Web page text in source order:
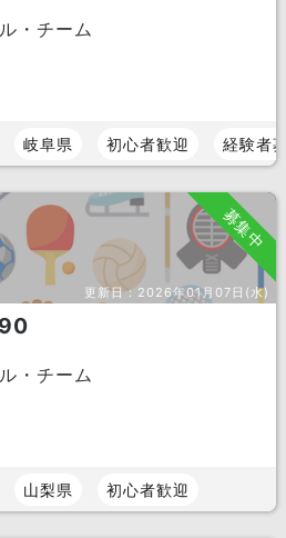
・チーム
岐阜県 初心者歓迎 経験者
募集中
更新日： 2026年01月07日(水)
・チーム
山梨県 初心者歓迎